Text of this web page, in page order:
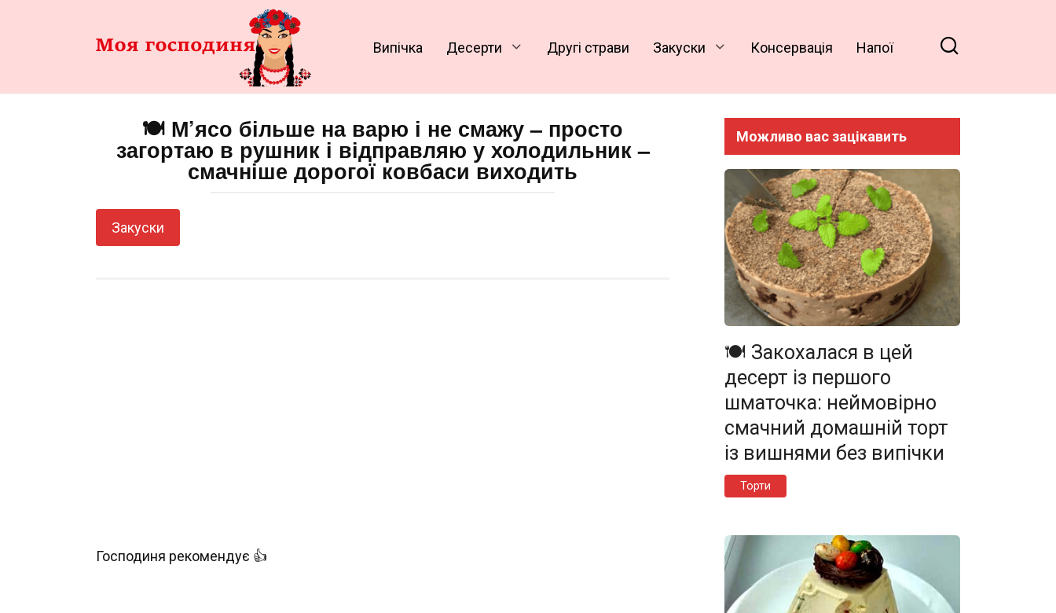
Випічка Десерти Другі страви Закуски Консервація Напої
🍽️ М’ясо більше на варю і не смажу – просто
загортаю в рушник і відправляю у холодильник –
смачніше дорогої ковбаси виходить
Закуски
Господиня рекомендує 👍
Можливо вас зацікавить
🍽️ Закохалася в цей
десерт із першого
шматочка: неймовірно
смачний домашній торт
із вишнями без випічки
Торти